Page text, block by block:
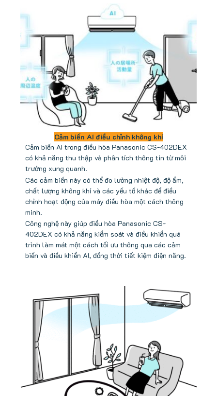
Cảm biến AI điều chỉnh không khí
Cảm biến AI trong điều hòa Panasonic CS-402DEX
có khả năng thu thập và phân tích thông tin từ môi
trường xung quanh.
Các cảm biến này có thể đo lường nhiệt độ, độ ẩm,
chất lượng không khí và các yếu tố khác để điều
chỉnh hoạt động của máy điều hòa một cách thông
minh.
Công nghệ này giúp điều hòa Panasonic CS-
402DEX có khả năng kiểm soát và điều khiển quá
trình làm mát một cách tối ưu thông qua các cảm
biến và điều khiển AI, đồng thời tiết kiệm điện năng.